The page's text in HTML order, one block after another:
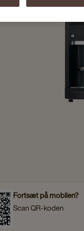
Fortsæt på mobilen?
Scan QR‑koden